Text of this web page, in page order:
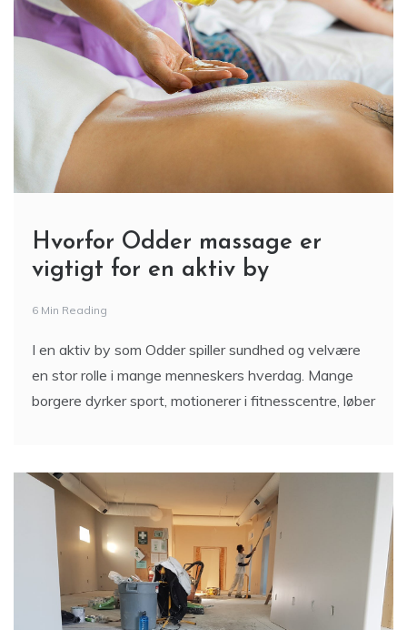
Hvorfor Odder massage er
vigtigt for en aktiv by
6 Min Reading
I en aktiv by som Odder spiller sundhed og velvære
en stor rolle i mange menneskers hverdag. Mange
borgere dyrker sport, motionerer i fitnesscentre, løber